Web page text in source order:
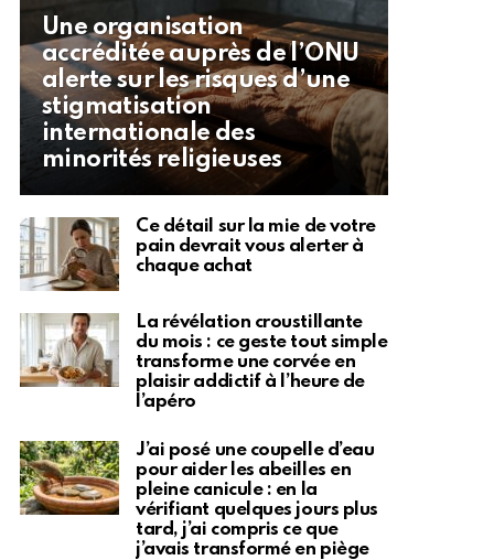
Une organisation
accréditée auprès de l’ONU
alerte sur les risques d’une
stigmatisation
internationale des
minorités religieuses
Ce détail sur la mie de votre
pain devrait vous alerter à
chaque achat
La révélation croustillante
du mois : ce geste tout simple
transforme une corvée en
plaisir addictif à l’heure de
l’apéro
J’ai posé une coupelle d’eau
pour aider les abeilles en
pleine canicule : en la
vérifiant quelques jours plus
tard, j’ai compris ce que
j’avais transformé en piège